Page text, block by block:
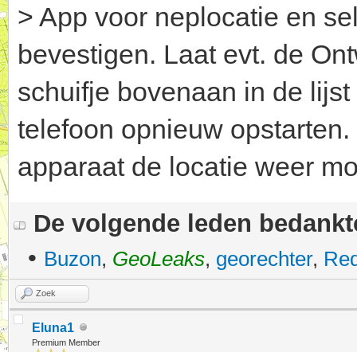
> App voor neplocatie en
bevestigen. Laat evt. de
schuifje bovenaan in de
telefoon opnieuw
apparaat de locatie weer
De volgende leden
• Buzon, GeoLeaks, georechter,
Zoek
Eluna1
Premium Member